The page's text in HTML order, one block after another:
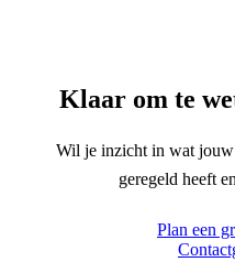
Klaar om te
Wil je inzicht in wat jouw
geregeld heeft
Plan een